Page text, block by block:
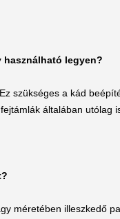
használható legyen?
szükséges a kád
általában utólag
méretében illeszkedő